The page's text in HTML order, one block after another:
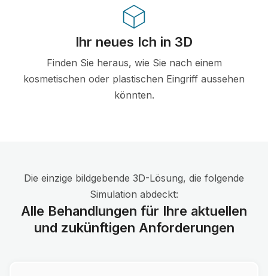
Ihr neues Ich in 3D
Finden Sie heraus, wie Sie nach einem
kosmetischen oder plastischen Eingriff aussehen
könnten.
Die einzige bildgebende 3D-Lösung, die folgende
Simulation abdeckt:
Alle Behandlungen für Ihre aktuellen
und zukünftigen Anforderungen